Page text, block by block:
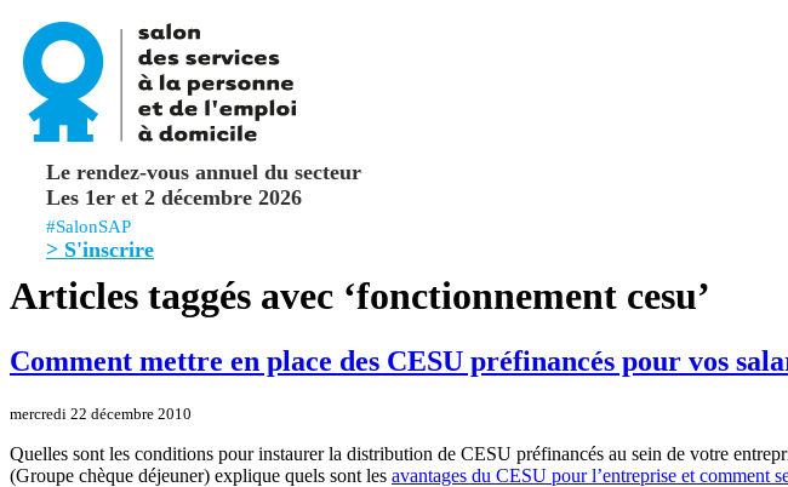
Le rendez-vous annuel du secteur
Les 1er et 2 décembre 2026
#SalonSAP
> S'inscrire
Articles taggés avec ‘fonctionnement cesu’
Comment mettre en place des CESU préfinancés pour vos
mercredi 22 décembre 2010
Quelles sont les conditions pour instaurer la distribution de CESU préfinancés au sein de votre
(Groupe chèque déjeuner) explique quels sont les avantages du CESU pour l’entreprise et comment